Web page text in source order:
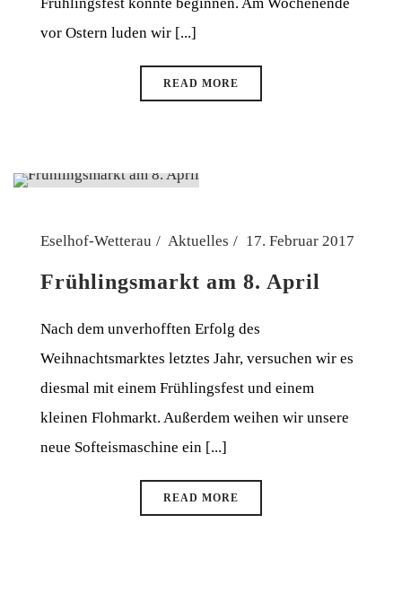
vor Ostern luden wir [...]
READ MORE
Eselhof-Wetterau Aktuelles 17. Februar 2017
Frühlingsmarkt am 8. April
Nach dem unverhofften Erfolg des
Weihnachtsmarktes letztes Jahr, versuchen wir es
diesmal mit einem Frühlingsfest und einem
kleinen Flohmarkt. Außerdem weihen wir unsere
neue Softeismaschine ein [...]
READ MORE